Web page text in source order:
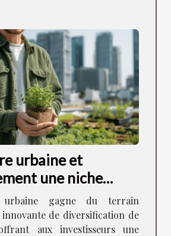
urbaine et
une niche
pour diversifier
urbaine gagne du terrain
de diversification de
aux investisseurs une